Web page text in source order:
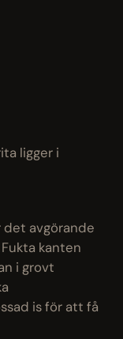
ligger i
det avgörande
Fukta kanten
i grovt
is för att få